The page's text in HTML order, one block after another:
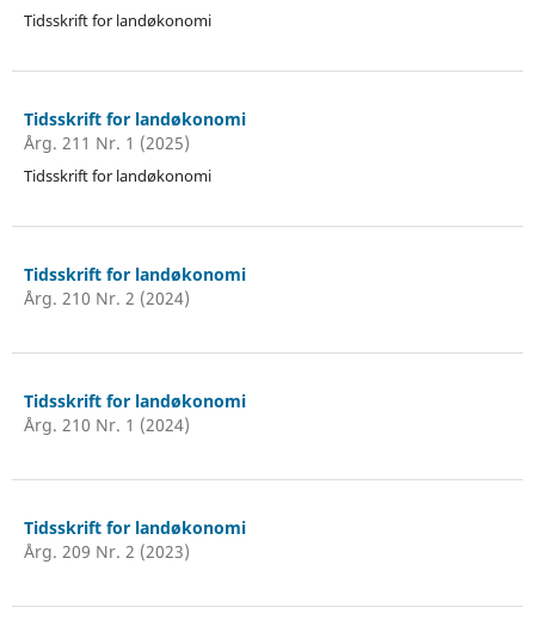
Tidsskrift for landøkonomi
Tidsskrift for landøkonomi
Årg. 211 Nr. 1 (2025)
Tidsskrift for landøkonomi
Tidsskrift for landøkonomi
Årg. 210 Nr. 2 (2024)
Tidsskrift for landøkonomi
Årg. 210 Nr. 1 (2024)
Tidsskrift for landøkonomi
Årg. 209 Nr. 2 (2023)